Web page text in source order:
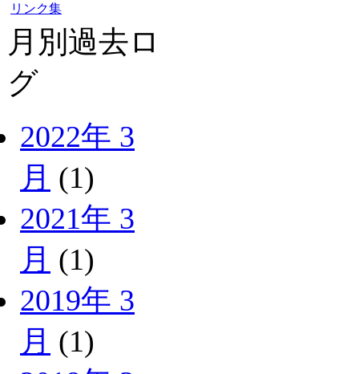
リンク集
月別過去ロ
グ
2022年 3
月 (1)
2021年 3
月 (1)
2019年 3
月 (1)